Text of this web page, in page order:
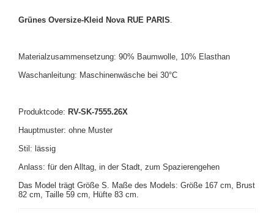
Grünes Oversize-Kleid Nova RUE PARIS
Materialzusammensetzung: 90% Baumwolle, 10% Elasthan
Waschanleitung: Maschinenwäsche bei 30°C
Produktcode: RV-SK-7555.26X
Hauptmuster: ohne Muster
Stil: lässig
Anlass: für den Alltag, in der Stadt, zum Spazierengehen
Das Model trägt Größe S. Maße des Models: Größe 167 cm, Brust
82 cm, Taille 59 cm, Hüfte 83 cm.